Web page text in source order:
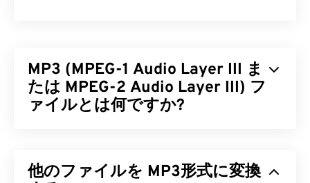
MP3 (MPEG-1 Audio Layer III ま
たは MPEG-2 Audio Layer III) フ
ァイルとは何ですか?
さなファイルに圧縮し、 デジタル保存および伝送を
他のファイルを MP3形式に変換